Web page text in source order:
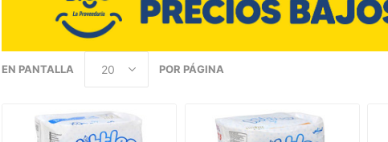
EN PANTALLA POR PÁGINA